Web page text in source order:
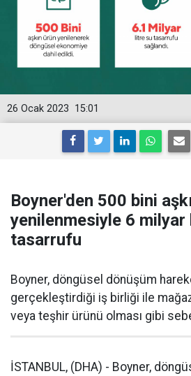
15:01
26 Ocak 2023
Boyner'den 500 bini
yenilenmesiyle 6 milyar
tasarrufu
Boyner, döngüsel dönüşüm
gerçekleştirdiği iş birliği ile
veya teşhir ürünü olması gibi
İSTANBUL, (DHA) - Boyner,